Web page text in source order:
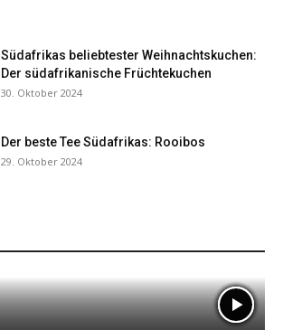
Südafrikas beliebtester Weihnachtskuchen:
Der südafrikanische Früchtekuchen
30. Oktober 2024
Der beste Tee Südafrikas: Rooibos
29. Oktober 2024